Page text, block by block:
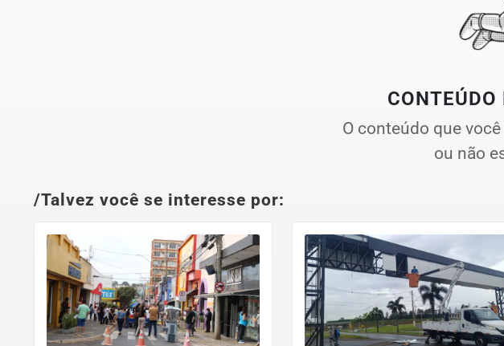
O conteúdo que
ou não
/Talvez você se interesse por: